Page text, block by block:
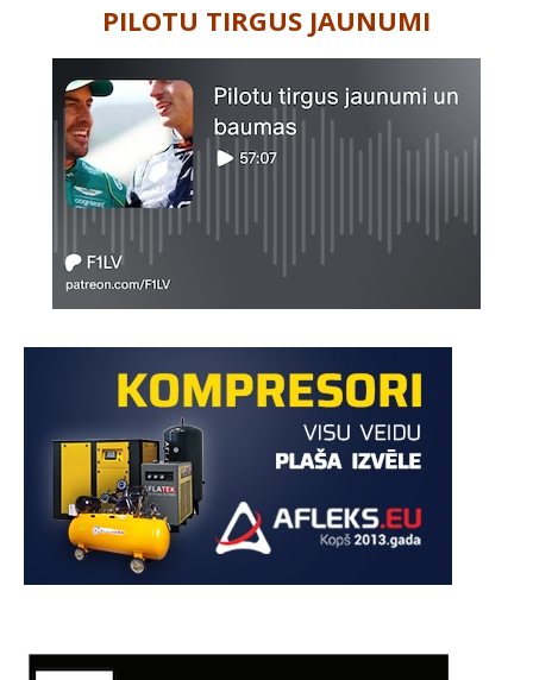
PILOTU TIRGUS JAUNUMI